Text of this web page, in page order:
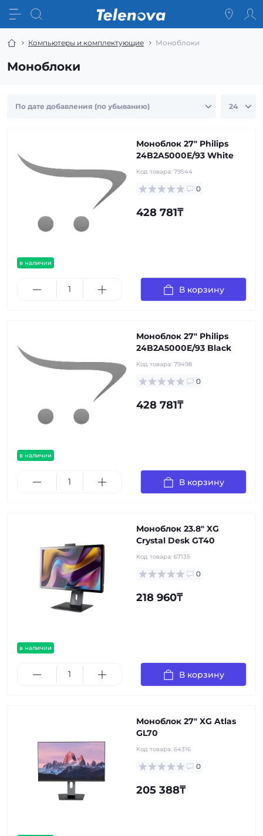
Компьютеры и комплектующие Моноблоки
Моноблоки
в наличии
Моноблок 27" Philips
24B2A5000E/93 White
Код товара: 79544
0
428 781₸
В корзину
в наличии
Моноблок 27" Philips
24B2A5000E/93 Black
Код товара: 79498
0
428 781₸
В корзину
в наличии
Моноблок 23.8" XG
Crystal Desk GT40
Код товара: 67135
0
218 960₸
В корзину
Моноблок 27" XG Atlas
GL70
Код товара: 64316
0
205 388₸